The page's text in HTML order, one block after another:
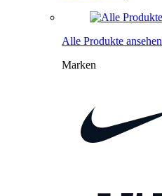
Alle Produkte ansehen
Marken